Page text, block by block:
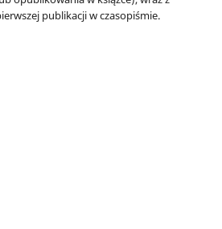
publikacji w czasopiśmie.